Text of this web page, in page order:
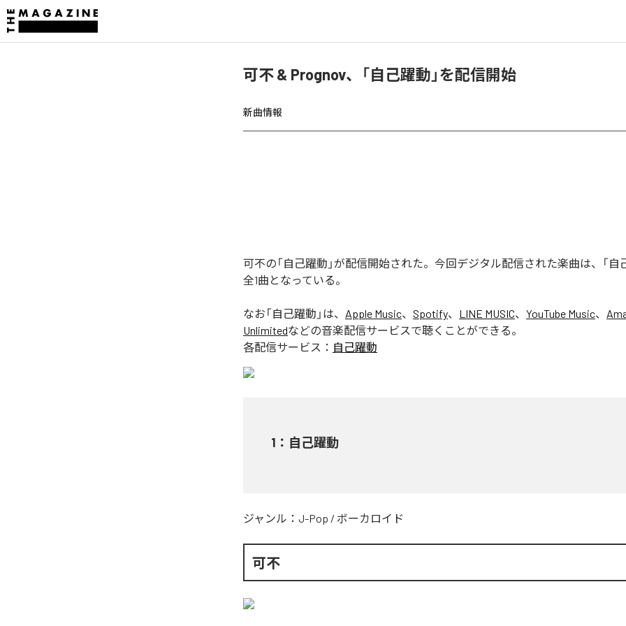
可不 & Prognov、「自己躍動」を配信開始
新曲情報
可不の「自己躍動」が配信開始された。今回デジタル配信された楽曲は、「自
全1曲となっている。
なお「自己躍動 」は、 Apple Music、 Spotify、 LINE MUSIC、 YouTube Music、
Unlimitedなどの音楽配信サービスで聴くことができる。
各配信サービス： 自己躍動
1 ： 自己躍動
ジャンル： J-Pop / ボーカロイド
可不